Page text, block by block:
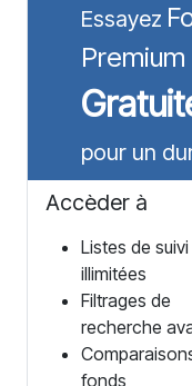
Essayez
Premium
pour un
Accèder à
Listes de suivi
illimitées
Filtrages de
recherche
fonds